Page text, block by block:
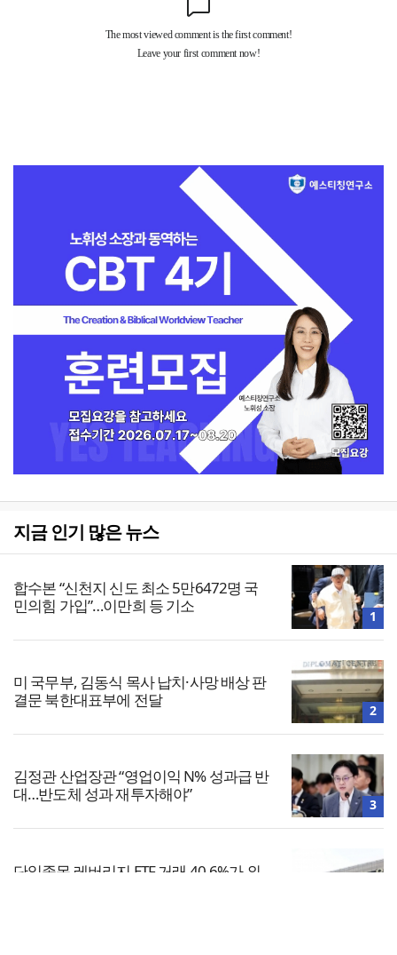
지금 인기 많은 뉴스
합수본 “신천지 신도 최소 5만6472명 국
민의힘 가입”…이만희 등 기소
1
미 국무부, 김동식 목사 납치·사망 배상 판
결문 북한대표부에 전달
2
김정관 산업장관 “영업이익 N% 성과급 반
대…반도체 성과 재투자해야”
3
단일종목 레버리지 ETF 거래 40.6%가 외